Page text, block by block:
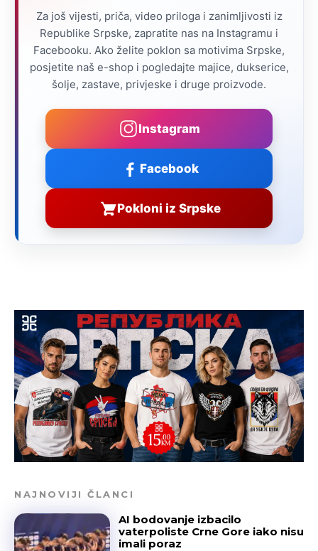
Za još vijesti, priča, video priloga i zanimljivosti iz
Republike Srpske, zapratite nas na Instagramu i
Facebooku. Ako želite poklon sa motivima Srpske,
posjetite naš e-shop i pogledajte majice, dukserice,
šolje, zastave, privjeske i druge proizvode.
Instagram
Facebook
Pokloni iz Srpske
NAJNOVIJI ČLANCI
AI bodovanje izbacilo
vaterpoliste Crne Gore iako nisu
imali poraz